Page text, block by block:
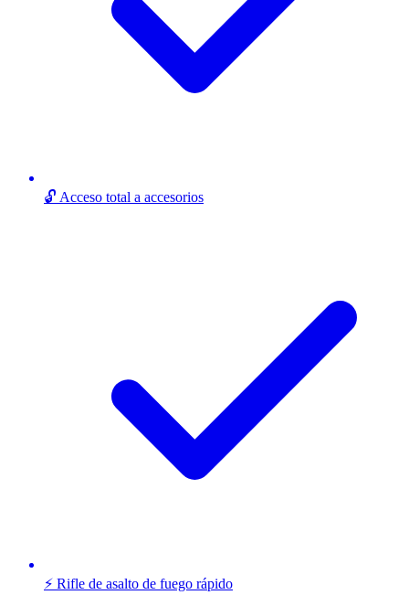
🔓 Acceso total a accesorios
⚡ Rifle de asalto de fuego rápido